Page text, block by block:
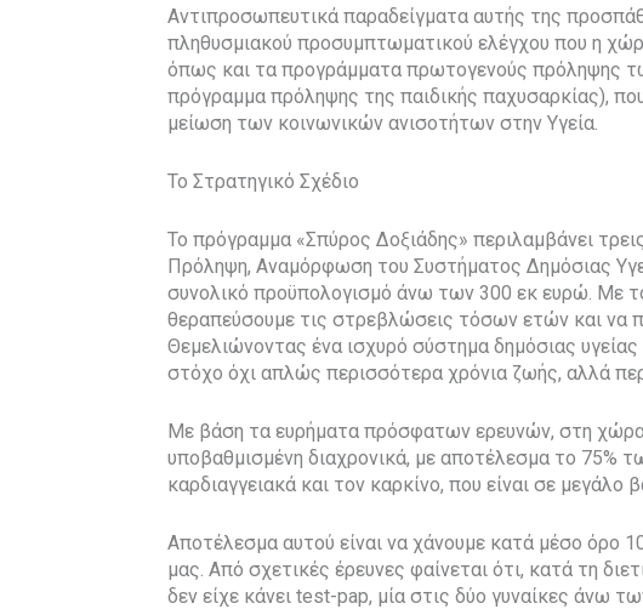
Αντιπροσωπευτικά παραδείγματα αυτής της
πληθυσμιακού προσυμπτωματικού ελέγχου που η
όπως και τα προγράμματα πρωτογενούς πρόληψης
πρόγραμμα πρόληψης της παιδικής παχυσαρκίας),
μείωση των κοινωνικών ανισοτήτων στην Υγεία.
Το Στρατηγικό Σχέδιο
Το πρόγραμμα «Σπύρος Δοξιάδης» περιλαμβάνει
Πρόληψη, Αναμόρφωση του Συστήματος Δημόσιας
συνολικό προϋπολογισμό άνω των 300 εκ ευρώ. Με
θεραπεύσουμε τις στρεβλώσεις τόσων ετών και να
Θεμελιώνοντας ένα ισχυρό σύστημα δημόσιας
στόχο όχι απλώς περισσότερα χρόνια ζωής, αλλά
Mε βάση τα ευρήματα πρόσφατων ερευνών, στη χώρα
υποβαθμισμένη διαχρονικά, με αποτέλεσμα το 75%
καρδιαγγειακά και τον καρκίνο, που είναι σε
Αποτέλεσμα αυτού είναι να χάνουμε κατά μέσο όρο
μας. Από σχετικές έρευνες φαίνεται ότι, κατά τη
δεν είχε κάνει test-pap, μία στις δύο γυναίκες άνω